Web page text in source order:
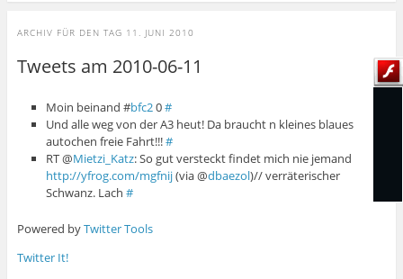
ARCHIV FÜR DEN TAG 11. JUNI 2010
Tweets am 2010-06-11
Moin beinand #bfc20#
Und alle weg von der A3 heut! Da braucht n kleines blaues
autochen freie Fahrt!!!#
RT @Mietzi_Katz: So gut versteckt findet mich nie jemand
http://yfrog.com/mgfnij(via @dbaezol)// verräterischer
Schwanz. Lach#
Powered byTwitter Tools
Twitter It!